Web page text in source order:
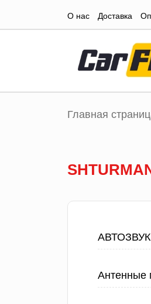
О нас Доставка
Главная
АВТОЗВУК
Антенные